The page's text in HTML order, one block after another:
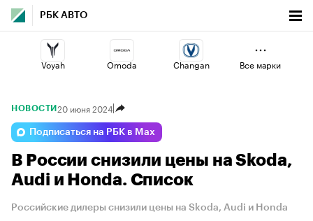
РБК АВТО
Voyah Omoda Changan
Esteo Volga
Jaecoo Geely Haval
Все марки
НОВОСТИ 20 июня 2024
Подписаться на РБК в Max
В России снизили цены на Skoda,
Audi и Honda. Список
Российские дилеры снизили цены на Skoda, Audi и Honda